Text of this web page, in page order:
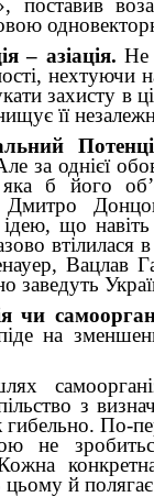
– азіація. Не
нехтуючи
захисту в
її
за однієї
б його
Дмитро
що
втілилася
Вацлав
заведуть
чи
на
з
гибельно. По-
не
цьому й